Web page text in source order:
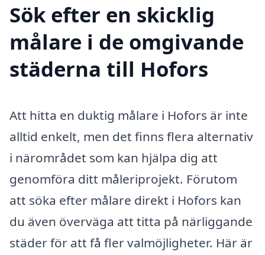
Sök efter en skicklig
målare i de omgivande
städerna till Hofors
Att hitta en duktig målare i Hofors är inte
alltid enkelt, men det finns flera alternativ
i närområdet som kan hjälpa dig att
genomföra ditt måleriprojekt. Förutom
att söka efter målare direkt i Hofors kan
du även överväga att titta på närliggande
städer för att få fler valmöjligheter. Här är